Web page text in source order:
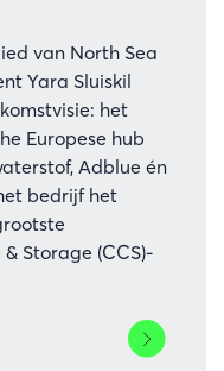
van North Sea
Yara Sluiskil
het
Europese hub
Adblue én
bedrijf het
Storage (CCS)-
Lees
meer